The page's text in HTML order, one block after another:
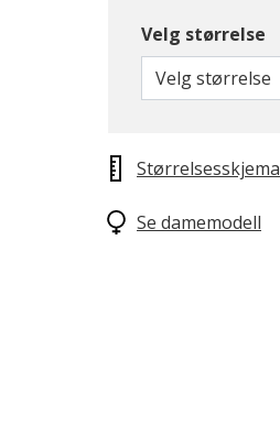
Velg størrelse
Velg størrelse
Størrelsesskjema
Se damemodell